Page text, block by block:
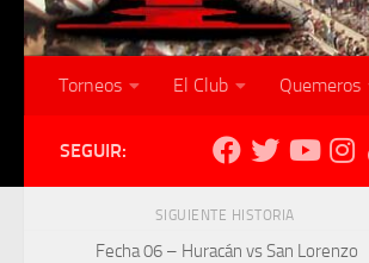
Torneos El Club Quemeros
SEGUIR:
SIGUIENTE HISTORIA
Fecha 06 – Huracán vs San Lorenzo